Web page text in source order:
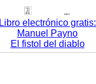
Libro electrónico gratis:
Manuel Payno
El fistol del diablo